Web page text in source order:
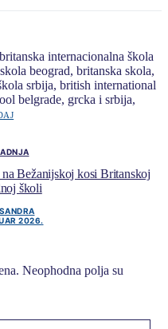
Bežanijskoj kosi Britanskoj
školi
2026.
Neophodna polja su